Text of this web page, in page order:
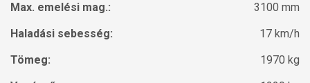
Max. emelési mag.:
3100 mm
Haladási sebesség:
17 km/h
Tömeg:
1970 kg